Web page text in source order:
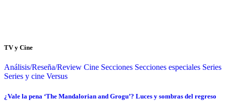
TV y Cine
Análisis/Reseña/Review Cine Secciones Secciones especiales Series
Series y cine Versus
¿Vale la pena ‘The Mandalorian and Grogu’? Luces y sombras del regreso